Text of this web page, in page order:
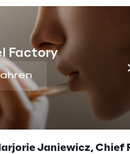
Factory
Rizzante, CTO von
von Reply
zu
Modelle
gewährleisten, lassen
von
Janiewicz, Chief